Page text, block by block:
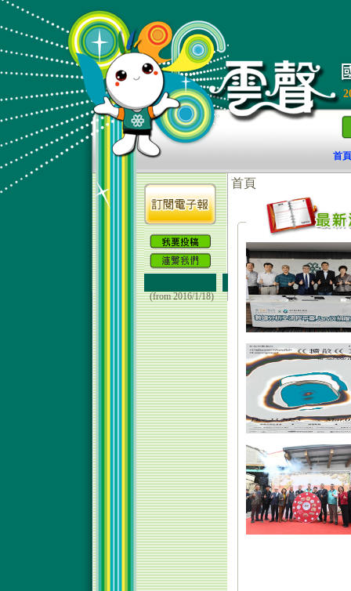
首頁
(from 2016/1/18)